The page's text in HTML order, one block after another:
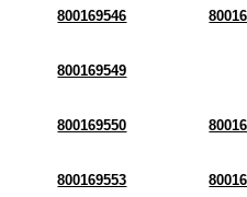
800169546
800169549
800169550
800169553